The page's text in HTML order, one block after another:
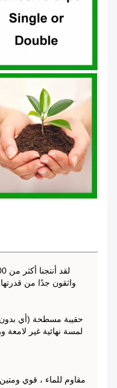
واثقون جدًا من
حقيبة مسطحة (أي
لمسة نهائية غير
مقاوم للماء ، قوي